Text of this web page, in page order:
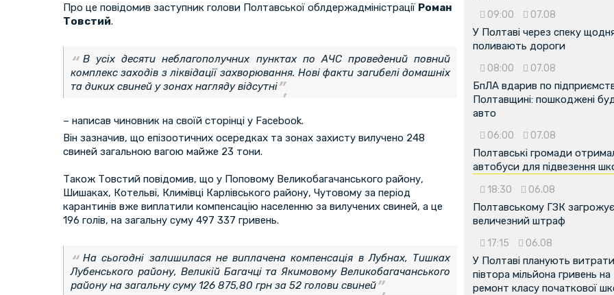
Про це повідомив заступник голови Полтавської облдержадміністрації Роман
Товстий.
В усіх десяти неблагополучних пунктах по АЧС проведений повний
комплекс заходів з ліквідації захворювання. Нові факти загибелі домашніх
та диких свиней у зонах нагляду відсутні
– написав чиновник на своїй сторінці у Facebook.
Він зазначив, що епізоотичних осередках та зонах захисту вилучено 248
свиней загальною вагою майже 23 тони.
Також Товстий повідомив, що у Поповому Великобагачанського району,
Шишаках, Котельві, Климівці Карлівського району, Чутовому за період
карантинів вже виплатили компенсацію населенню за вилучених свиней, а це
196 голів, на загальну суму 497 337 гривень.
На сьогодні залишилася не виплачена компенсація в Лубнах, Тишках
Лубенського району, Великій Багачці та Якимовому Великобагачанського
району на загальну суму 126 875,80 грн за 52 голови свиней
09:00 07.08
У Полтаві через спеку
поливають дороги
08:00 07.08
БпЛА вдарив по
Полтавщині: пошкоджені
авто
06:00 07.08
Полтавські громади
автобуси для підвезення
18:30 06.08
Полтавському ГЗК загрожує
величезний штраф
17:15 06.08
У Полтаві планують
півтора мільйона гривень на
ремонт класу початкової